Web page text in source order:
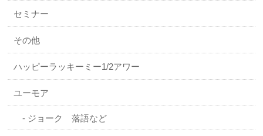
セミナー
その他
ハッピーラッキーミー1/2アワー
ユーモア
ジョーク 落語など